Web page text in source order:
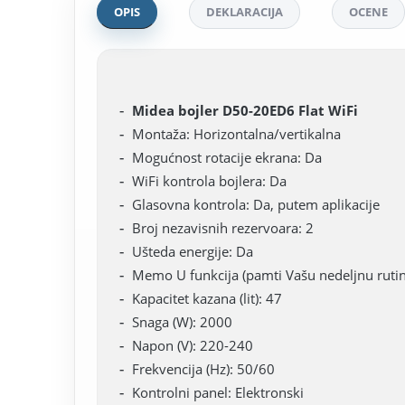
OPIS DEKLARACIJA OCENE
Midea bojler D50-20ED6 Flat WiFi
Montaža: Horizontalna/vertikalna
Mogućnost rotacije ekrana: Da
WiFi kontrola bojlera: Da
Glasovna kontrola: Da, putem aplikacije
Broj nezavisnih rezervoara: 2
Ušteda energije: Da
Memo U funkcija (pamti Vašu nedeljnu
Kapacitet kazana (lit): 47
Snaga (W): 2000
Napon (V): 220-240
Frekvencija (Hz): 50/60
Kontrolni panel: Elektronski